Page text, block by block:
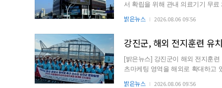
서 확립을 위해 관내 의료기기 무
밝은뉴스 2026.08.06 09:56
강진군, 해외 전지훈련 유
[밝은뉴스] 강진군이 해외 전지훈
츠마케팅 영역을 해외로 확대하고
밝은뉴스 2026.08.06 09:56